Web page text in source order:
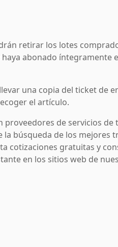
retirar los lotes
haya abonado íntegramente
una copia del ticket de
el artículo.
proveedores de servicios
búsqueda de los mejores
cotizaciones gratuitas y
en los sitios web de